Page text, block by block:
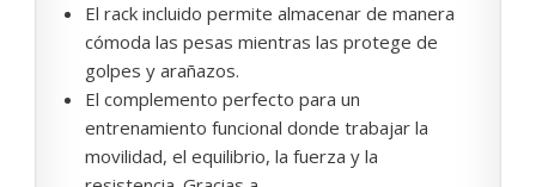
El rack incluido permite almacenar de manera
cómoda las pesas mientras las protege de
golpes y arañazos.
El complemento perfecto para un
entrenamiento funcional donde trabajar la
movilidad, el equilibrio, la fuerza y la